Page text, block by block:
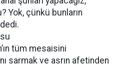
Yok, çünkü bunların
tüm mesaisini
sarmak ve asrın afetinden